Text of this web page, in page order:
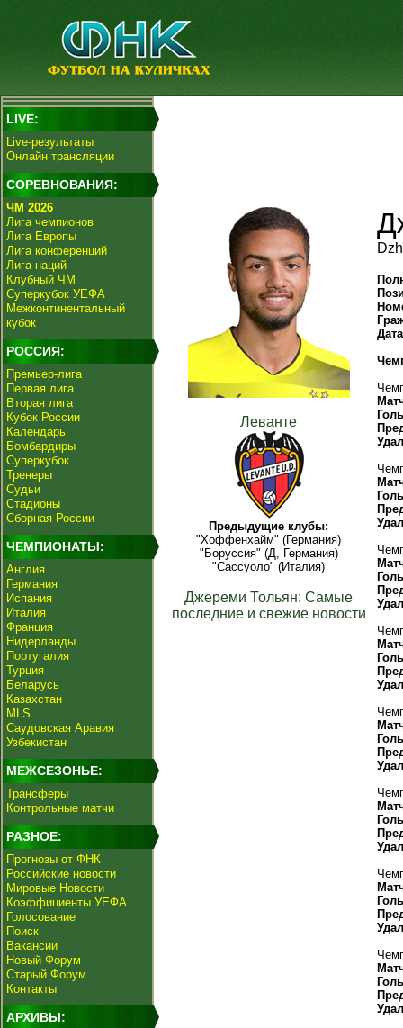
LIVE:
Live-результаты
Онлайн трансляции
СОРЕВНОВАНИЯ:
ЧМ 2026
Лига чемпионов
Лига Европы
Лига конференций
Лига наций
Клубный ЧМ
Суперкубок УЕФА
Межконтинентальный
кубок
РОССИЯ:
Премьер-лига
Первая лига
Вторая лига
Кубок России
Календарь
Бомбардиры
Суперкубок
Тренеры
Судьи
Стадионы
Сборная России
ЧЕМПИОНАТЫ:
Англия
Германия
Испания
Италия
Франция
Нидерланды
Португалия
Турция
Беларусь
Казахстан
MLS
Саудовская Аравия
Узбекистан
МЕЖСЕЗОНЬЕ:
Трансферы
Контрольные матчи
РАЗНОЕ:
Прогнозы от ФНК
Российские новости
Мировые Новости
Коэффициенты УЕФА
Голосование
Поиск
Вакансии
Новый Форум
Старый Форум
Контакты
АРХИВЫ:
Леванте
Предыдущие клубы:
"Хоффенхайм" (Германия)
"Боруссия" (Д, Германия)
"Сассуоло" (Италия)
Джереми Тольян: Самые
последние и свежие новости